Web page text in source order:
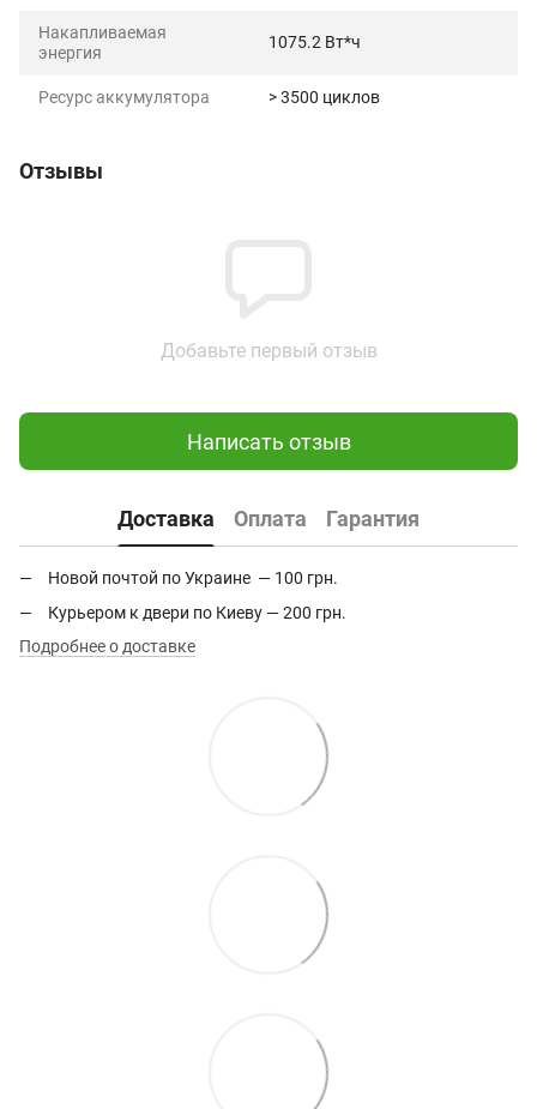
Накапливаемая
энергия
1075.2 Вт*ч
Ресурс аккумулятора > 3500 циклов
Отзывы
Добавьте первый отзыв
Написать отзыв
Доставка Оплата Гарантия
Новой почтой по Украине — 100 грн.
Курьером к двери по Киеву — 200 грн.
Подробнее о доставке